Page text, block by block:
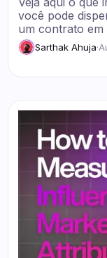
você pode
um contrato em
Sarthak Ahuja·